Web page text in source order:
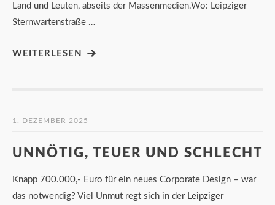
Land und Leuten, abseits der Massenmedien.Wo: Leipziger
Sternwartenstraße …
WEITERLESEN
1. DEZEMBER 2025
UNNÖTIG, TEUER UND SCHLECHT
Knapp 700.000,- Euro für ein neues Corporate Design – war
das notwendig? Viel Unmut regt sich in der Leipziger